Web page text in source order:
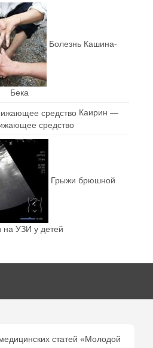
Болезнь Кашина-
Бека
Каирин —
средство
Грыжи брюшной
на УЗИ у детей
статей «Молодой